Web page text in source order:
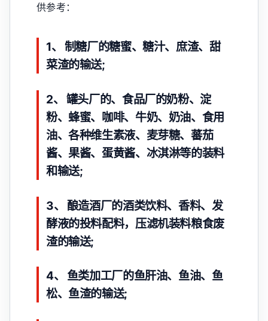
供参考：
1、 制糖厂的糖蜜、糖汁、庶渣、甜
菜渣的输送;
2、 罐头厂的、食品厂的奶粉、淀
粉、蜂蜜、咖啡、牛奶、奶油、食用
油、各种维生素液、麦芽糖、蕃茄
酱、果酱、蛋黄酱、冰淇淋等的装料
和输送;
3、 酿造酒厂的酒类饮料、香料、发
酵液的投料配料，压滤机装料粮食废
渣的输送;
4、 鱼类加工厂的鱼肝油、鱼油、鱼
松、鱼渣的输送;